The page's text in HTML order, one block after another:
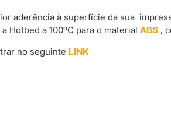
aderência à superfície da sua
Hotbed a 100ºC para o materialABS ,
no seguinte LINK